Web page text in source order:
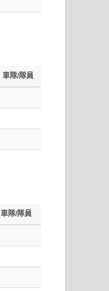
車隊/隊員
車隊/隊員